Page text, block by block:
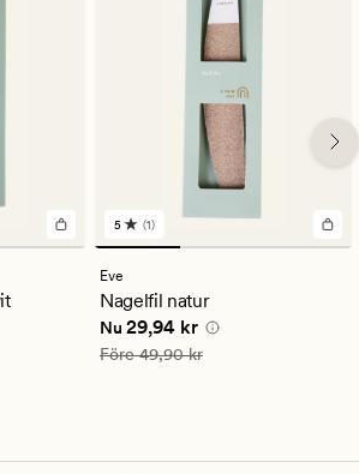
1
omdömen
med
ett
genomsnittligt
betyg
på
5
5 (1)
Eve
Nagelfil natur
Nuvarande pris
Nu 29,94 kr
Ordinarie pris
Före49,90 kr